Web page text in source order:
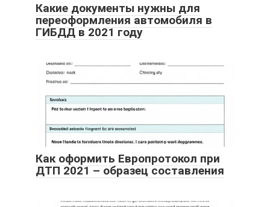
Какие документы нужны для
переоформления автомобиля в
ГИБДД в 2021 году
Как оформить Европротокол при
ДТП 2021 – образец составления